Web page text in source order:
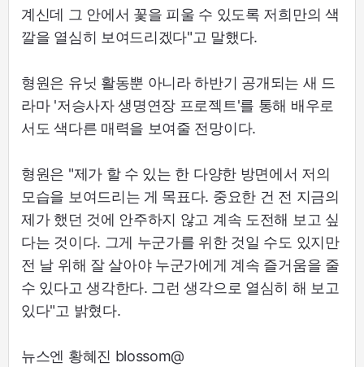
계신데 그 안에서 꽃을 피울 수 있도록 저희만의 색
깔을 열심히 보여드리겠다"고 말했다.
형원은 유닛 활동뿐 아니라 하반기 공개되는 새 드
라마 '저승사자 생명연장 프로젝트'를 통해 배우로
서도 색다른 매력을 보여줄 전망이다.
형원은 "제가 할 수 있는 한 다양한 방면에서 저의
모습을 보여드리는 게 목표다. 중요한 건 전 지금의
제가 했던 것에 안주하지 않고 계속 도전해 보고 싶
다는 것이다. 그게 누군가를 위한 것일 수도 있지만
전 날 위해 잘 살아야 누군가에게 계속 즐거움을 줄
수 있다고 생각한다. 그런 생각으로 열심히 해 보고
있다"고 밝혔다.
뉴스엔 황혜진 blossom@